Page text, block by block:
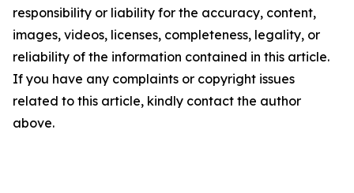
responsibility or liability for the accuracy, content,
images, videos, licenses, completeness, legality, or
reliability of the information contained in this article.
If you have any complaints or copyright issues
related to this article, kindly contact the author
above.